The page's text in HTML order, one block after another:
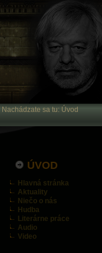
Nachádzate sa tu: Úvod
ÚVOD
Hlavná stránka
Aktuality
Niečo o nás
Hudba
Literárne práce
Audio
Video